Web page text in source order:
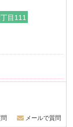
目111
メールで質問